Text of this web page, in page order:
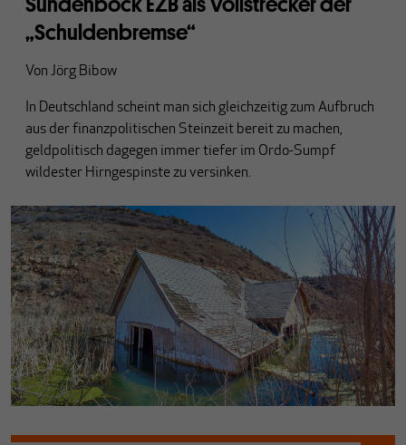
„Schuldenbremse“
Von Jörg Bibow
In Deutschland scheint man sich gleichzeitig zum Aufbruch
aus der finanzpolitischen Steinzeit bereit zu machen,
geldpolitisch dagegen immer tiefer im Ordo-Sumpf
wildester Hirngespinste zu versinken.